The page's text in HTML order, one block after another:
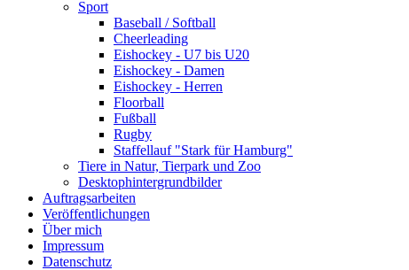
Sport
Baseball / Softball
Cheerleading
Eishockey - U7 bis U20
Eishockey - Damen
Eishockey - Herren
Floorball
Fußball
Rugby
Staffellauf "Stark für Hamburg"
Tiere in Natur, Tierpark und Zoo
Desktophintergrundbilder
Auftragsarbeiten
Veröffentlichungen
Über mich
Impressum
Datenschutz